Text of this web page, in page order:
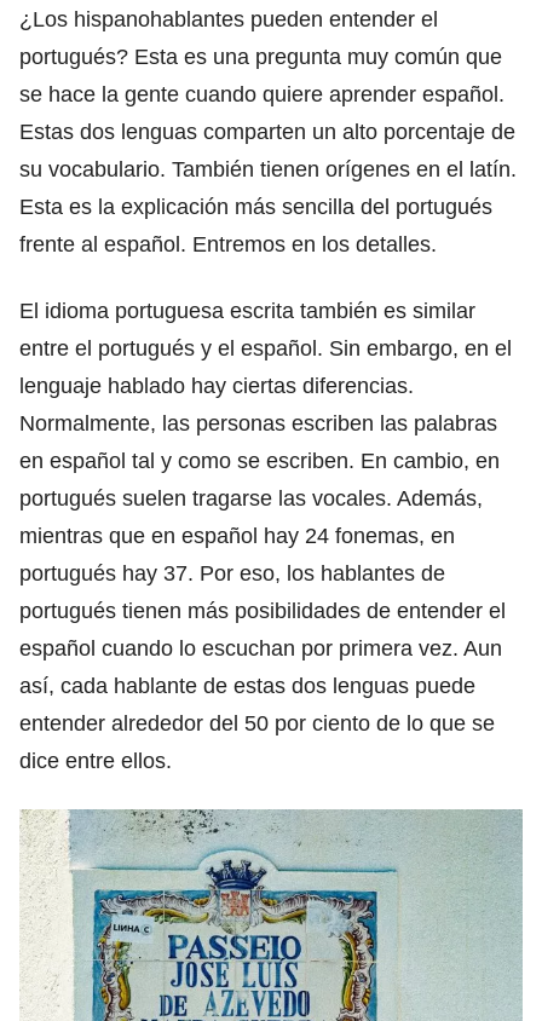
¿Los hispanohablantes pueden entender el
portugués? Esta es una pregunta muy común que
se hace la gente cuando quiere aprender español.
Estas dos lenguas comparten un alto porcentaje de
su vocabulario. También tienen orígenes en el latín.
Esta es la explicación más sencilla del portugués
frente al español. Entremos en los detalles.
El idioma portuguesa escrita también es similar
entre el portugués y el español. Sin embargo, en el
lenguaje hablado hay ciertas diferencias.
Normalmente, las personas escriben las palabras
en español tal y como se escriben. En cambio, en
portugués suelen tragarse las vocales. Además,
mientras que en español hay 24 fonemas, en
portugués hay 37. Por eso, los hablantes de
portugués tienen más posibilidades de entender el
español cuando lo escuchan por primera vez. Aun
así, cada hablante de estas dos lenguas puede
entender alrededor del 50 por ciento de lo que se
dice entre ellos.